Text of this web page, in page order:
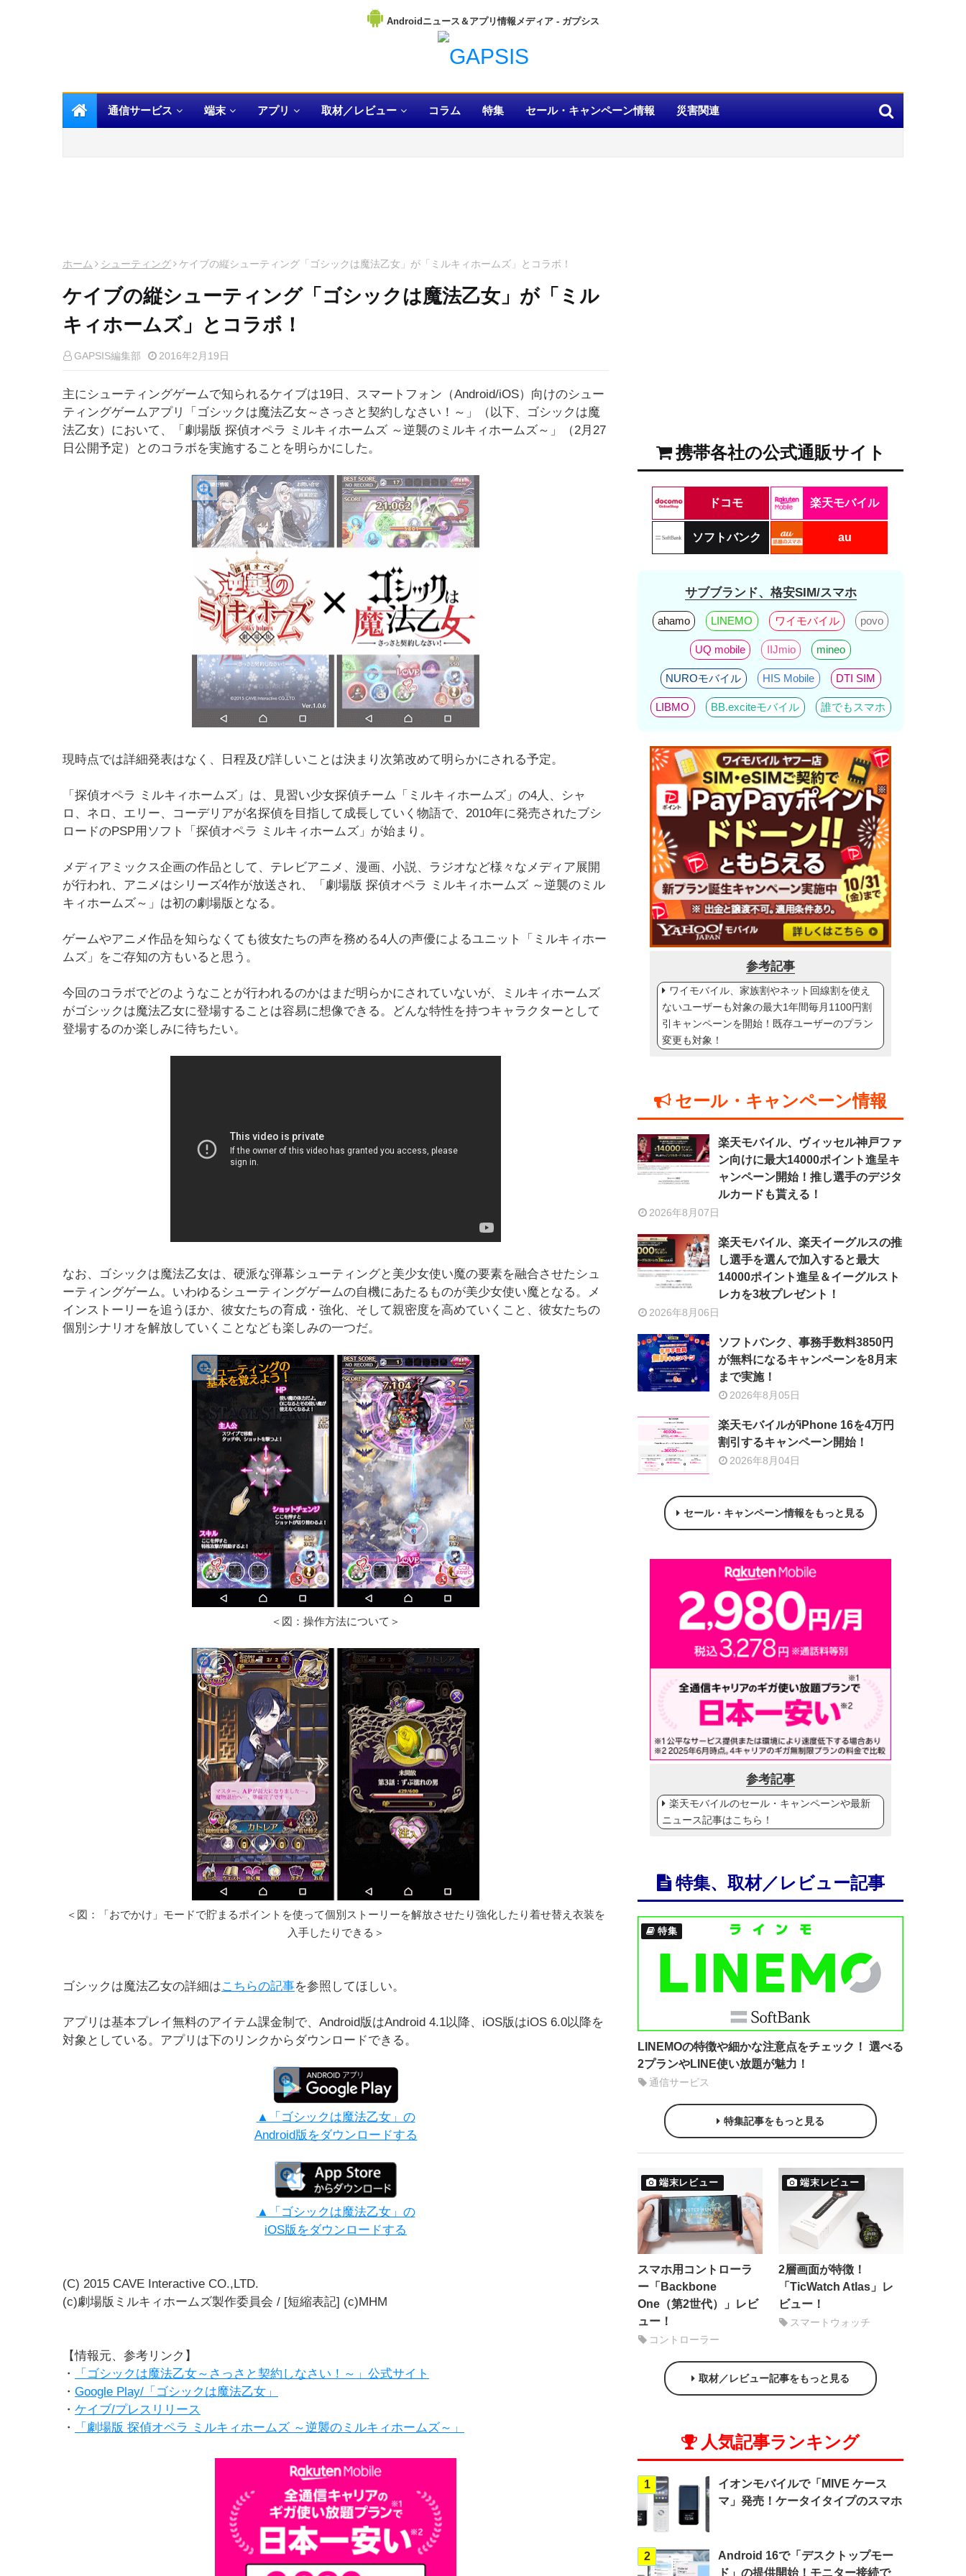
Androidニュース＆アプリ情報メディア
通信サービス 端末 アプリ 取材／レビュー コラム 特集 セール・キャンペーン情報 災害関連
ホーム シューティング ケイブの縦シューティング「ゴシックは魔法乙女」が「ミルキィホームズ」とコラボ！
ケイブの縦シューティング「ゴシックは魔法乙女」が「ミル
キィホームズ」とコラボ！
GAPSIS編集部 2016年2月19日
主にシューティングゲームで知られるケイブは19日、スマートフォン（Android/iOS）向けのシュー
ティングゲームアプリ「ゴシックは魔法乙女～さっさと契約しなさい！～」（以下、ゴシックは魔
法乙女）において、「劇場版 探偵オペラ ミルキィホームズ ～逆襲のミルキィホームズ～」（2月27
日公開予定）とのコラボを実施することを明らかにした。
現時点では詳細発表はなく、日程及び詳しいことは決まり次第改めて明らかにされる予定。
「探偵オペラ ミルキィホームズ」は、見習い少女探偵チーム「ミルキィホームズ」の4人、シャ
ロ、ネロ、エリー、コーデリアが名探偵を目指して成長していく物語で、2010年に発売されたブシ
ロードのPSP用ソフト「探偵オペラ ミルキィホームズ」が始まり。
メディアミックス企画の作品として、テレビアニメ、漫画、小説、ラジオなど様々なメディア展開
が行われ、アニメはシリーズ4作が放送され、「劇場版 探偵オペラ ミルキィホームズ ～逆襲のミル
キィホームズ～」は初の劇場版となる。
ゲームやアニメ作品を知らなくても彼女たちの声を務める4人の声優によるユニット「ミルキィホー
ムズ」をご存知の方もいると思う。
今回のコラボでどのようなことが行われるのかはまだ明らかにされていないが、ミルキィホームズ
がゴシックは魔法乙女に登場することは容易に想像できる。どんな特性を持つキャラクターとして
登場するのか楽しみに待ちたい。
なお、ゴシックは魔法乙女は、硬派な弾幕シューティングと美少女使い魔の要素を融合させたシュ
ーティングゲーム。いわゆるシューティングゲームの自機にあたるものが美少女使い魔となる。メ
インストーリーを追うほか、彼女たちの育成・強化、そして親密度を高めていくこと、彼女たちの
個別シナリオを解放していくことなども楽しみの一つだ。
＜図：操作方法について＞
＜図：「おでかけ」モードで貯まるポイントを使って個別ストーリーを解放させたり強化したり着せ替え衣装を
入手したりできる＞
ゴシックは魔法乙女の詳細はこちらの記事を参照してほしい。
アプリは基本プレイ無料のアイテム課金制で、Android版はAndroid 4.1以降、iOS版はiOS 6.0以降を
対象としている。アプリは下のリンクからダウンロードできる。
▲「ゴシックは魔法乙女」の
Android版をダウンロードする
▲「ゴシックは魔法乙女」の
iOS版をダウンロードする
(C) 2015 CAVE Interactive CO.,LTD.
(c)劇場版ミルキィホームズ製作委員会 / [短縮表記] (c)MHM
【情報元、参考リンク】
・
「ゴシックは魔法乙女～さっさと契約しなさい！～」公式サイト
・ Google Play/「ゴシックは魔法乙女」
・ ケイブ/プレスリリース
・
「劇場版 探偵オペラ ミルキィホームズ ～逆襲のミルキィホームズ～」
携帯各社の公式通販サイト
ドコモ 楽天モバイル
ソフトバンク au
サブブランド、格安SIM/スマホ
ahamo LINEMO ワイモバイル povo
UQ mobile IIJmio mineo
NUROモバイル HIS Mobile DTI SIM
LIBMO BB.exciteモバイル 誰でもスマホ
参考記事
ワイモバイル、家族割やネット回線割を使え
ないユーザーも対象の最大1年間毎月1100円割
引キャンペーンを開始！既存ユーザーのプラン
変更も対象！
セール・キャンペーン情報
楽天モバイル、ヴィッセル神戸ファ
ン向けに最大14000ポイント進呈キ
ャンペーン開始！推し選手のデジタ
ルカードも貰える！
2026年8月07日
楽天モバイル、楽天イーグルスの推
し選手を選んで加入すると最大
14000ポイント進呈＆イーグルスト
レカを3枚プレゼント！
2026年8月06日
ソフトバンク、事務手数料3850円
が無料になるキャンペーンを8月末
まで実施！
2026年8月05日
楽天モバイルがiPhone 16を4万円
割引するキャンペーン開始！
2026年8月04日
セール・キャンペーン情報をもっと見る
参考記事
楽天モバイルのセール・キャンペーンや最新
ニュース記事はこちら！
特集、取材／レビュー記事
特集
LINEMOの特徴や細かな注意点をチェック！ 選べる
2プランやLINE使い放題が魅力！
通信サービス
特集記事をもっと見る
端末レビュー
スマホ用コントローラ
ー「Backbone
One（第2世代）」レビ
ュー！
コントローラー
端末レビュー
2層画面が特徴！
「TicWatch Atlas」レ
ビュー！
スマートウォッチ
取材／レビュー記事をもっと見る
人気記事ランキング
1
イオンモバイルで「MIVE ケース
マ」発売！ケータイタイプのスマホ
2
Android 16で「デスクトップモー
ド」の提供開始！モニター接続で